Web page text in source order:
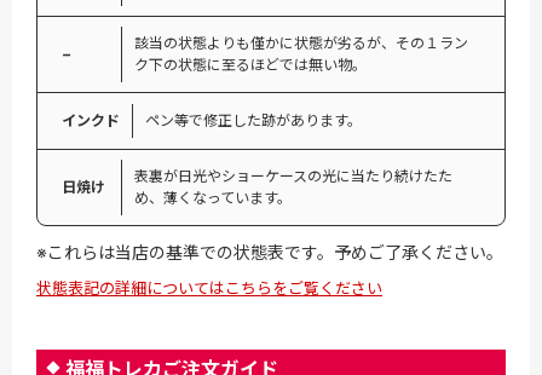
−
該当の状態よりも僅かに状態が劣るが、その１ラン
ク下の状態に至るほどでは無い物。
インクド ペン等で修正した跡があります。
日焼け
表裏が日光やショーケースの光に当たり続けたた
め、薄くなっています。
※これらは当店の基準での状態表です。予めご了承ください。
状態表記の詳細についてはこちらをご覧ください
福福トレカご注文ガイド